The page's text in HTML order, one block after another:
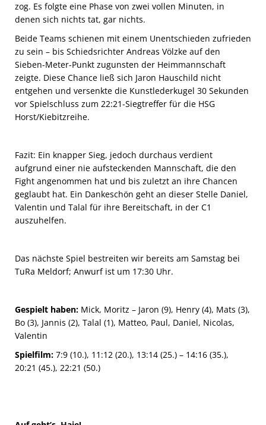
zog. Es folgte eine Phase von zwei vollen Minuten, in
denen sich nichts tat, gar nichts.
Beide Teams schienen mit einem Unentschieden zufrieden
zu sein – bis Schiedsrichter Andreas Völzke auf den
Sieben-Meter-Punkt zugunsten der Heimmannschaft
zeigte. Diese Chance ließ sich Jaron Hauschild nicht
entgehen und versenkte die Kunstlederkugel 30 Sekunden
vor Spielschluss zum 22:21-Siegtreffer für die HSG
Horst/Kiebitzreihe.
Fazit: Ein knapper Sieg, jedoch durchaus verdient
aufgrund einer nie aufsteckenden Mannschaft, die den
Fight angenommen hat und bis zuletzt an ihre Chancen
geglaubt hat. Ein Dankeschön geht an dieser Stelle Daniel,
Valentin und Talal für ihre Bereitschaft, in der C1
auszuhelfen.
Das nächste Spiel bestreiten wir bereits am Samstag bei
TuRa Meldorf; Anwurf ist um 17:30 Uhr.
Gespielt haben: Mick, Moritz – Jaron (9), Henry (4), Mats (3),
Bo (3), Jannis (2), Talal (1), Matteo, Paul, Daniel, Nicolas,
Valentin
Spielfilm: 7:9 (10.), 11:12 (20.), 13:14 (25.) – 14:16 (35.),
20:21 (45.), 22:21 (50.)